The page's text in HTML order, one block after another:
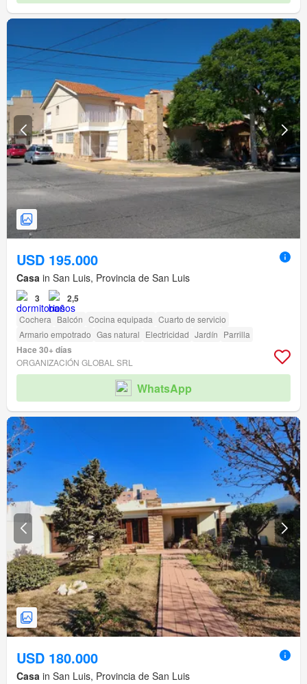
USD 195.000
Casa in San Luis, Provincia de San Luis
3 2,5
Cochera Balcón Cocina equipada Cuarto de servicio
Armario empotrado Gas natural Electricidad Jardín Parrilla
Hace 30+ días
ORGANIZACIÓN GLOBAL SRL
WhatsApp
USD 180.000
Casa in San Luis, Provincia de San Luis